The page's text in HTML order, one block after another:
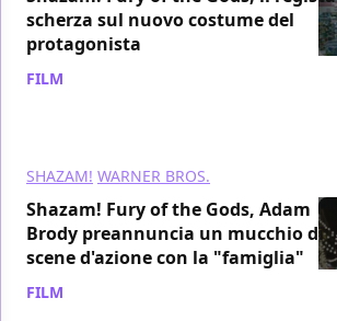
scherza sul nuovo costume del
protagonista
FILM
SHAZAM! WARNER BROS.
Shazam! Fury of the Gods, Adam
Brody preannuncia un mucchio di
scene d'azione con la "famiglia"
FILM